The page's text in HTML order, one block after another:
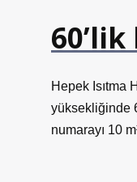
Hepek Isıtma
yüksekliğinde
numarayı 10